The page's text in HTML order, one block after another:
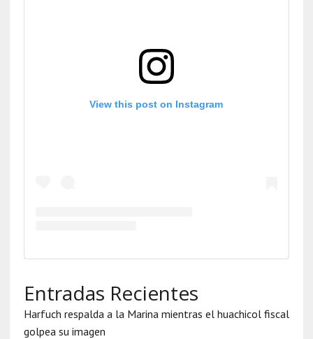
View this post on Instagram
Entradas Recientes
Harfuch respalda a la Marina mientras el huachicol fiscal
golpea su imagen